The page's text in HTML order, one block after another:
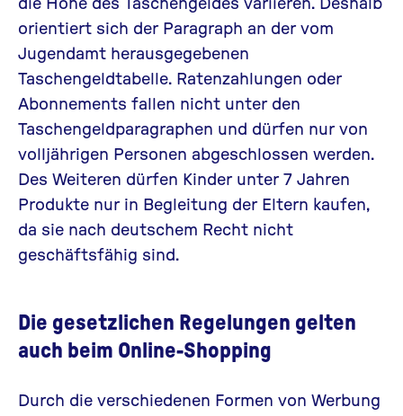
orientiert sich der Paragraph an der vom
Jugendamt herausgegebenen
Taschengeldtabelle. Ratenzahlungen oder
Abonnements fallen nicht unter den
Taschengeldparagraphen und dürfen nur von
volljährigen Personen abgeschlossen werden.
Des Weiteren dürfen Kinder unter 7 Jahren
Produkte nur in Begleitung der Eltern kaufen,
da sie nach deutschem Recht nicht
geschäftsfähig sind.
Die gesetzlichen Regelungen gelten
auch beim Online-Shopping
Durch die verschiedenen Formen von Werbung